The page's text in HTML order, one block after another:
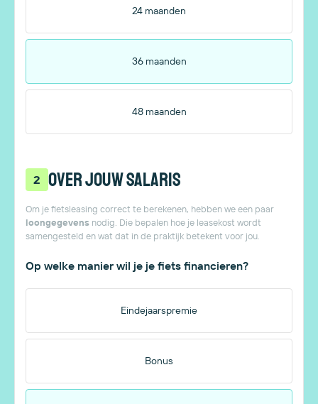
24 maanden
36 maanden
48 maanden
2 Over jouw salaris
Om je fietsleasing correct te berekenen, hebben we een paar
loongegevens nodig. Die bepalen hoe je leasekost wordt
samengesteld en wat dat in de praktijk betekent voor jou.
Op welke manier wil je je fiets financieren?
Eindejaarspremie
Bonus